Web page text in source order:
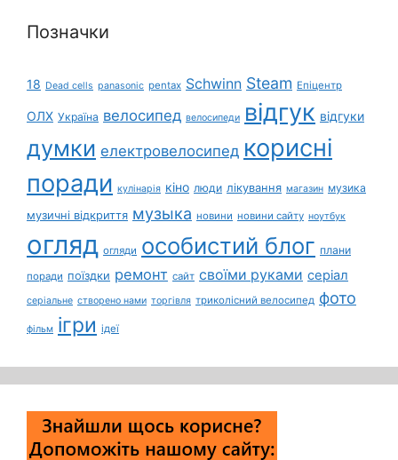
Позначки
18 Dead cells panasonic pentax Schwinn Steam Епіцентр
ОЛХ Україна велосипед велосипеди відгук відгуки
думки електровелосипед корисні
поради кулінарія кіно люди лікування магазин музика
музичні відкриття музыка новини новини сайту ноутбук
огляд огляди особистий блог плани
поради поїздки ремонт сайт своїми руками серіал
серіальне створено нами торгівля триколісний велосипед фото
фільм ігри ідеї